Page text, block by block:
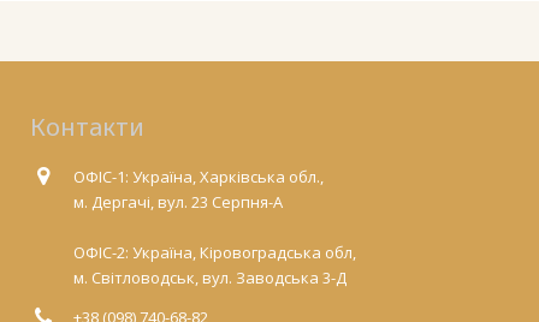
Контакти
ОФІС-1: Україна, Харківська обл.,
м. Дергачі, вул. 23 Серпня-А
ОФІС-2: Україна, Кіровоградська обл,
м. Світловодськ, вул. Заводська 3-Д
+38 (098) 740-68-82